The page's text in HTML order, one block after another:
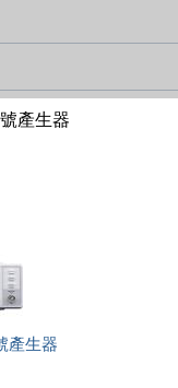
產生器
產生器